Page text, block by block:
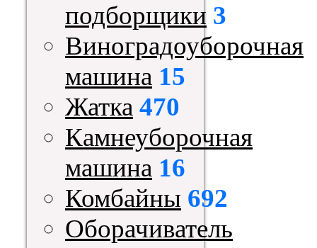
подборщики 3
Виноградоуборочная
машина 15
Жатка 470
Камнеуборочная
машина 16
Комбайны 692
Оборачиватель